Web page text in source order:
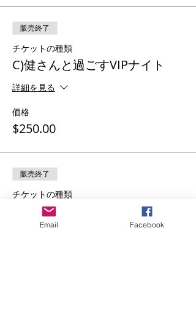
販売終了
チケットの種類
C)健さんと過ごすVIPナイト
詳細を見る
価格
$250.00
販売終了
チケットの種類
A)とB)セミナーとお食事懇親会
参加費のみ
Email Facebook